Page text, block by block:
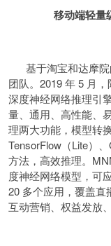
移动端轻量
基于淘宝和达摩
团队。2019 年 5 月
深度神经网络推理引
量、通用、高性能、
理两大功能，模型转
TensorFlow（Lite）
方法，高效推理。
度神经网络模型，可
20 多个应用，覆盖直
互动营销、权益发放